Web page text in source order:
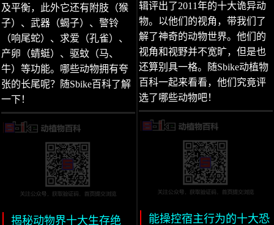
及平衡，此外它还有附肢（猴
子）、武器（蝎子）、警铃
（响尾蛇）、求爱（孔雀）、
产卵（蜻蜓）、驱蚊（马、
牛）等功能。哪些动物拥有夸
张的长尾呢？随Sbike百科了解
一下！
揭秘动物界十大生存绝
辑评出了2011年的十大诡异动
物。以他们的视角，带我们了
解了神奇的动物世界。他们的
视角和视野并不宽旷，但是也
还算别具一格。随Sbike动植物
百科一起来看看，他们究竟评
选了哪些动物吧！
能操控宿主行为的十大恐